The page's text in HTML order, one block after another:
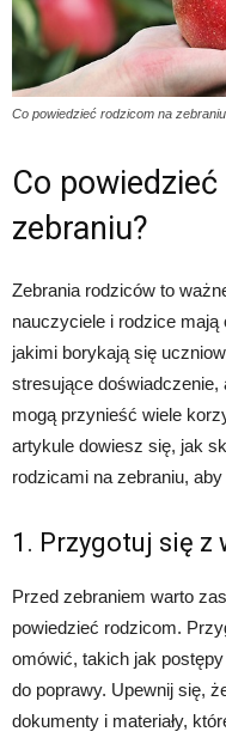
Co powiedzieć rodzicom na
Co
zebraniu?
Zebrania rodziców to
nauczyciele i rodzice
jakimi borykają się
stresujące
mogą przynieść wiele
artykule dowiesz się, jak
rodzicami na zebraniu,
1. Przygotuj się z
Przed zebraniem warto
powiedzieć rodzicom.
omówić, takich jak
do poprawy. Upewnij się,
dokumenty i materiały,